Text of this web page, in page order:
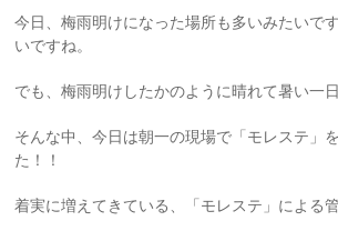
今日、梅雨明けになった場所も多いみたいで
いですね。
でも、梅雨明けしたかのように晴れて暑い一日
そんな中、今日は朝一の現場で「モレステ」
た！！
着実に増えてきている、「モレステ」による管